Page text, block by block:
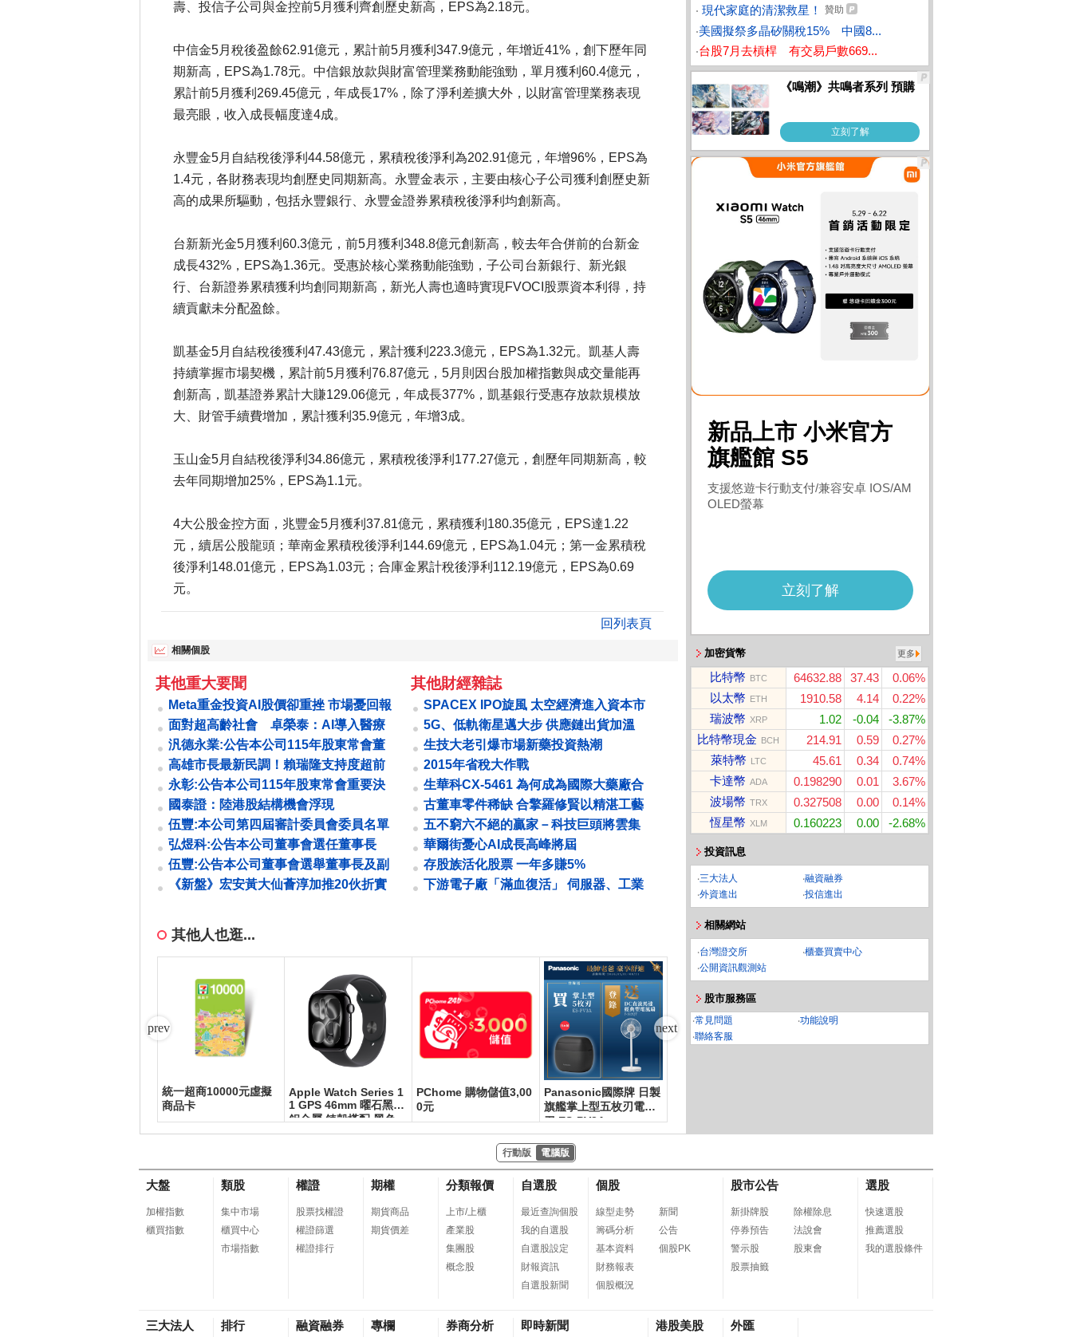
壽、投信子公司與金控前5月獲利齊創歷史新高，EPS為2.18元。
中信金5月稅後盈餘62.91億元，累計前5月獲利347.9億元，年增近41%，創下歷年同
期新高，EPS為1.78元。中信銀放款與財富管理業務動能強勁，單月獲利60.4億元，
累計前5月獲利269.45億元，年成長17%，除了淨利差擴大外，以財富管理業務表現
最亮眼，收入成長幅度達4成。
永豐金5月自結稅後淨利44.58億元，累積稅後淨利為202.91億元，年增96%，EPS為
1.4元，各財務表現均創歷史同期新高。永豐金表示，主要由核心子公司獲利創歷史新
高的成果所驅動，包括永豐銀行、永豐金證券累積稅後淨利均創新高。
台新新光金5月獲利60.3億元，前5月獲利348.8億元創新高，較去年合併前的台新金
成長432%，EPS為1.36元。受惠於核心業務動能強勁，子公司台新銀行、新光銀
行、台新證券累積獲利均創同期新高，新光人壽也適時實現FVOCI股票資本利得，持
續貢獻未分配盈餘。
凱基金5月自結稅後獲利47.43億元，累計獲利223.3億元，EPS為1.32元。凱基人壽
持續掌握市場契機，累計前5月獲利76.87億元，5月則因台股加權指數與成交量能再
創新高，凱基證券累計大賺129.06億元，年成長377%，凱基銀行受惠存放款規模放
大、財管手續費增加，累計獲利35.9億元，年增3成。
玉山金5月自結稅後淨利34.86億元，累積稅後淨利177.27億元，創歷年同期新高，較
去年同期增加25%，EPS為1.1元。
4大公股金控方面，兆豐金5月獲利37.81億元，累積獲利180.35億元，EPS達1.22
元，續居公股龍頭；華南金累積稅後淨利144.69億元，EPS為1.04元；第一金累積稅
後淨利148.01億元，EPS為1.03元；合庫金累計稅後淨利112.19億元，EPS為0.69
元。
回列表頁
相關個股
其他重大要聞
Meta重金投資AI股價卻重挫 市場憂回報
遲來
面對超高齡社會 卓榮泰：AI導入醫療
照護體系補足量能
汎德永業:公告本公司115年股東常會董
事(含獨立董事)當選名單暨董事變動...
高雄市長最新民調！賴瑞隆支持度超前
柯志恩17.8個百分點 看好度也領先
永彰:公告本公司115年股東常會重要決
議事項
國泰證：陸港股結構機會浮現
伍豐:本公司第四屆審計委員會委員名單
弘煜科:公告本公司董事會選任董事長
伍豐:公告本公司董事會選舉董事長及副
董事長
《新盤》宏安黃大仙薈淳加推20伙折實
其他財經雜誌
SPACEX IPO旋風 太空經濟進入資本市
場里程碑
5G、低軌衛星邁大步 供應鏈出貨加溫
催動寬頻升級
生技大老引爆市場新藥投資熱潮
2015年省稅大作戰
生華科CX-5461 為何成為國際大藥廠合
作名單上的常客？
古董車零件稀缺 合擎羅修賢以精湛工藝
成為隱形冠軍 黑手老董 靠復刻鈑件...
五不窮六不絕的贏家－科技巨頭將雲集
台北、除權息行情即將開跑
華爾街憂心AI成長高峰將屆
存股族活化股票 一年多賺5%
下游電子廠「滿血復活」 伺服器、工業
其他人也逛...
統一超商10000元虛擬
商品卡
Apple Watch Series 1
1 GPS 46mm 曜石黑色
鋁金屬 錶殼搭配 黑色
運動錶帶
PChome 購物儲值3,00
0元
Panasonic國際牌 日製
旗艦掌上型五枚刃電鬍
刀 ES-PV3A
‧ 現代家庭的清潔救星！ 贊助
‧美國擬祭多晶矽關稅15% 中國8...
‧台股7月去槓桿 有交易戶數669...
更多
加密貨幣
比特幣 BTC 64632.88 37.43
0.06%
以太幣 ETH 1910.58 4.14
0.22%
瑞波幣 XRP 1.02 -0.04
-3.87%
比特幣現金 BCH 214.91 0.59
0.27%
萊特幣 LTC 45.61 0.34
0.74%
卡達幣 ADA 0.198290 0.01
3.67%
波場幣 TRX 0.327508 0.00
0.14%
恆星幣 XLM 0.160223 0.00 -2.68%
投資訊息
‧三大法人 ‧融資融券
‧外資進出 ‧投信進出
相關網站
‧台灣證交所 ‧櫃臺買賣中心
‧公開資訊觀測站
股市服務區
‧常見問題 ‧功能說明
‧聯絡客服
行動版 電腦版
大盤
加權指數
櫃買指數
類股
集中市場
櫃買中心
市場指數
權證
股票找權證
權證篩選
權證排行
期權
期貨商品
期貨價差
分類報價
上市/上櫃
產業股
集團股
概念股
自選股
最近查詢個股
我的自選股
自選股設定
財報資訊
自選股新聞
個股
線型走勢
籌碼分析
基本資料
財務報表
個股概況
新聞
公告
個股PK
股市公告
新掛牌股
停券預告
警示股
股票抽籤
除權除息
法說會
股東會
選股
快速選股
推薦選股
我的選股條件
三大法人 排行 融資融券 專欄 券商分析 即時新聞 港股美股 外匯